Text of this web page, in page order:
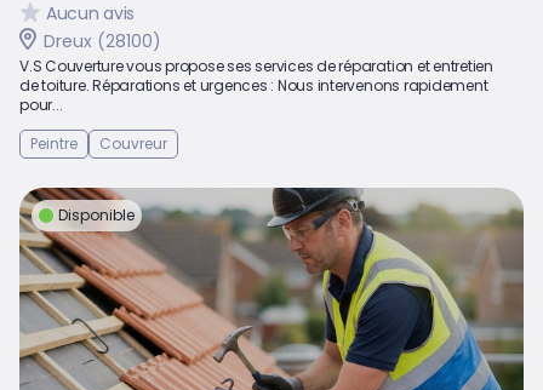
Aucun avis
Dreux (28100)
V.S Couverture vous propose ses services de réparation et entretien
de toiture. Réparations et urgences : Nous intervenons rapidement
pour...
Peintre
Couvreur
Disponible